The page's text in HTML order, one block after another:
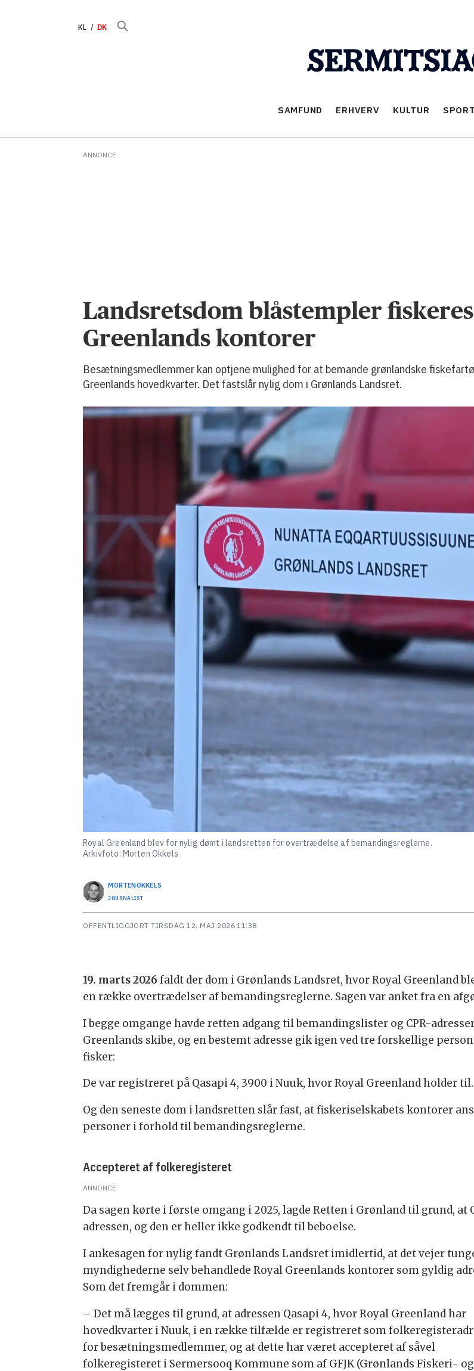
KL DK
SAMFUND ERHVERV KULTUR SPORT
ANNONCE
Landsretsdom blåstempler
Greenlands kontorer
Besætningsmedlemmer kan optjene mulighed for at bemande grønlandske
Greenlands hovedkvarter. Det fastslår nylig dom i Grønlands Landsret.
Royal Greenland blev for nylig dømt i landsretten for overtrædelse af bemandingsreglerne.
Arkivfoto: Morten Okkels
MORTENOKKELS
JOURNALIST
OFFENTLIGGJORT TIRSDAG 12. MAJ 2026 11:38
19. marts 2026faldt der dom i Grønlands Landsret, hvor Royal Greenland
en række overtrædelser af bemandingsreglerne. Sagen var anket fra en
I begge omgange havde retten adgang til bemandingslister og CPR-
Greenlands skibe, og en bestemt adresse gik igen ved tre forskellige
fisker:
De var registreret på Qasapi 4, 3900 i Nuuk, hvor Royal Greenland holder til.
Og den seneste dom i landsretten slår fast, at fiskeriselskabets kontorer
personer i forhold til bemandingsreglerne.
Accepteret af folkeregisteret
ANNONCE
Da sagen kørte i første omgang i 2025, lagde Retten i Grønland til grund,
adressen, og den er heller ikke godkendt til beboelse.
I ankesagen for nylig fandt Grønlands Landsret imidlertid, at det vejer
myndighederne selv behandlede Royal Greenlands kontorer som gyldig
Som det fremgår i dommen:
– Det må lægges til grund, at adressen Qasapi 4, hvor Royal Greenland har
hovedkvarter i Nuuk, i en række tilfælde er registreret som
for besætningsmedlemmer, og at dette har været accepteret af såvel
folkeregisteret i Sermersooq Kommune som af GFJK (Grønlands Fiskeri- og